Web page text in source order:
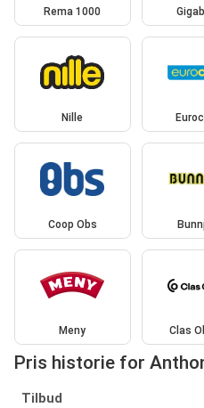
Rema 1000
Nille
Coop Obs
Meny Clas
Pris historie for
Tilbud